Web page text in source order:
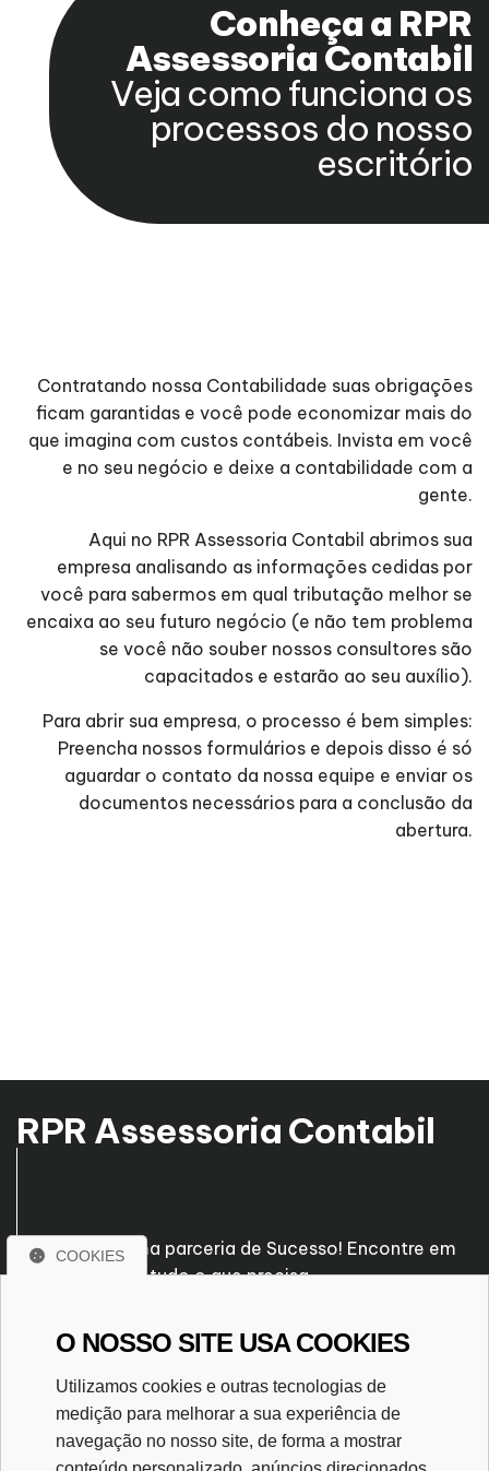
Conheça a RPR
Assessoria Contabil
Veja como funciona os
processos do nosso
escritório
Contratando nossa Contabilidade suas obrigações
ficam garantidas e você pode economizar mais do
que imagina com custos contábeis. Invista em você
e no seu negócio e deixe a contabilidade com a
gente.
Aqui no RPR Assessoria Contabil abrimos sua
empresa analisando as informações cedidas por
você para sabermos em qual tributação melhor se
encaixa ao seu futuro negócio (e não tem problema
se você não souber nossos consultores são
capacitados e estarão ao seu auxílio).
Para abrir sua empresa, o processo é bem simples:
Preencha nossos formulários e depois disso é só
aguardar o contato da nossa equipe e enviar os
documentos necessários para a conclusão da
abertura.
RPR Assessoria Contabil
Venha fazer uma parceria de Sucesso! Encontre em
nossa empresa tudo o que precisa.
Rua Santo Antônio, nº 260
Vila Perin - Lins - SP
CEP. 16400-535
(14) 3532-6833
(14) 9 9698-0194
COOKIES
O NOSSO SITE USA COOKIES
Utilizamos cookies e outras tecnologias de
medição para melhorar a sua experiência de
navegação no nosso site, de forma a mostrar